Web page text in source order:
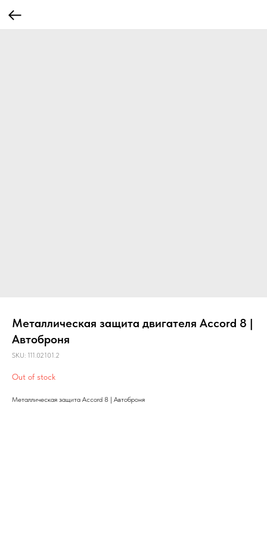
Металлическая защита двигателя Accord 8 |
Автоброня
SKU: 111.02101.2
Out of stock
Металлическая защита Accord 8 | Автоброня